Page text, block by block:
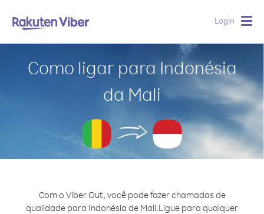
Login
Como ligar para Indonésia
da Mali
Com o Viber Out, você pode fazer chamadas de
qualidade para Indonésia de Mali.Ligue para qualquer